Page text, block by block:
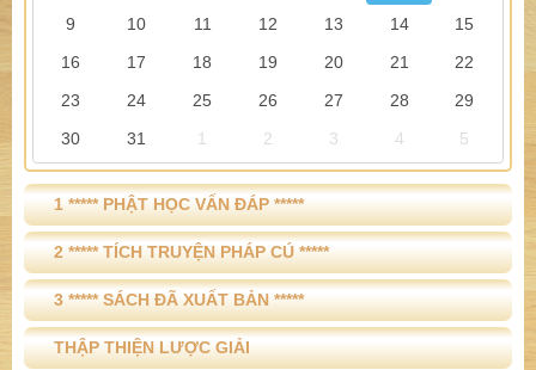
NGỘ TÂM NÀY RỒI, TU NHƯ THẾ NÀO? (15/09)
Tháng 8,
CN T2 T3 T4 T5 T6 T7
26 27 28 29 30 31
1
2
3 4 5 6 7
8
9
10 11 12 13 14
15
16
17 18 19 20 21
22
23
24 25 26 27 28
29